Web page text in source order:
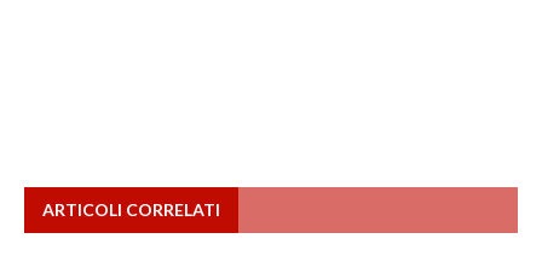
ARTICOLI CORRELATI